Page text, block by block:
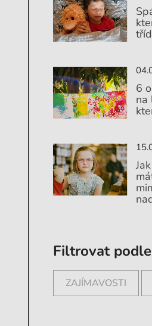
6
na
Filtrovat
ZAJÍMAVOSTI